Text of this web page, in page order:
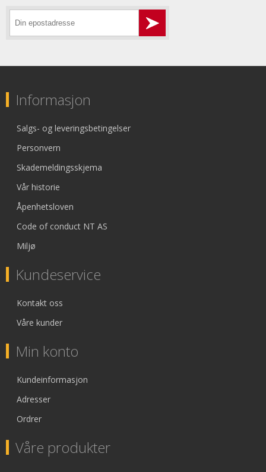
Informasjon
Salgs- og leveringsbetingelser
Personvern
Skademeldingsskjema
Vår historie
Åpenhetsloven
Code of conduct NT AS
Miljø
Kundeservice
Kontakt oss
Våre kunder
Min konto
Kundeinformasjon
Adresser
Ordrer
Våre produkter